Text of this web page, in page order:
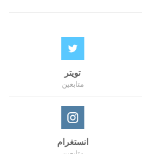
تويتر
متابعين
انستغرام